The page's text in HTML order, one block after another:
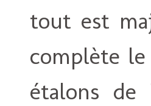
tout est
complète
étalons